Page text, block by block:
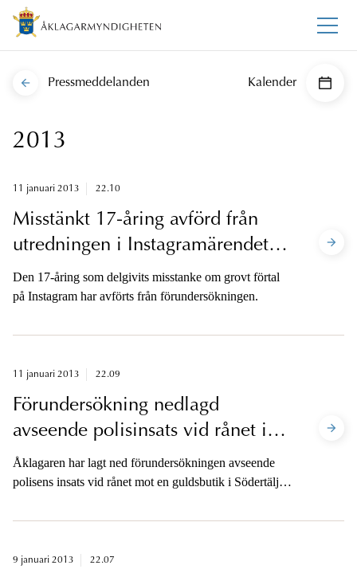
Pressmeddelanden Kalender
2013
11 januari 2013 22.10
Misstänkt 17-åring avförd från
utredningen i Instagramärendet i
Göteborg
Den 17-åring som delgivits misstanke om grovt förtal
på Instagram har avförts från förundersökningen.
11 januari 2013 22.09
Förundersökning nedlagd
avseende polisinsats vid rånet i
Södertälje
Åklagaren har lagt ned förundersökningen avseende
polisens insats vid rånet mot en guldsbutik i Södertälje
9 januari 2013 22.07